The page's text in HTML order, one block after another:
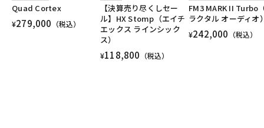
Quad Cortex
¥279,000 （税込）
【決算売り尽くしセー
ル】HX Stomp（エイチ
エックス ラインシック
ス）
¥118,800 （税込）
FM3 MARK II Turbo
ラクタル オーディオ
¥242,000 （税込）